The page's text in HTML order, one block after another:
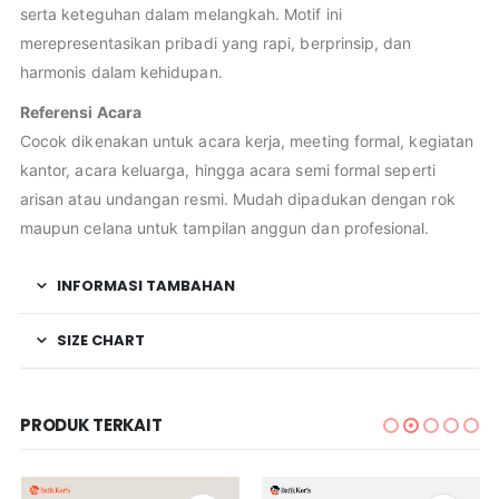
serta keteguhan dalam melangkah. Motif ini
merepresentasikan pribadi yang rapi, berprinsip, dan
harmonis dalam kehidupan.
Referensi Acara
Cocok dikenakan untuk acara kerja, meeting formal, kegiatan
kantor, acara keluarga, hingga acara semi formal seperti
arisan atau undangan resmi. Mudah dipadukan dengan rok
maupun celana untuk tampilan anggun dan profesional.
INFORMASI TAMBAHAN
SIZE CHART
PRODUK TERKAIT